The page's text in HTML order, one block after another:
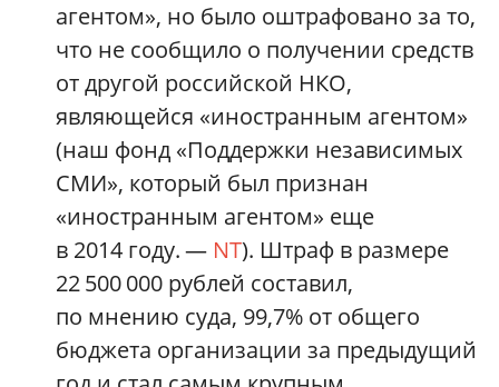
агентом», но было оштрафовано за то,
что не сообщило о получении средств
от другой российской НКО,
являющейся «иностранным агентом»
(наш фонд «Поддержки независимых
СМИ», который был признан
«иностранным агентом» еще
в 2014 году. — NT). Штраф в размере
22 500 000 рублей составил,
по мнению суда, 99,7% от общего
бюджета организации за предыдущий